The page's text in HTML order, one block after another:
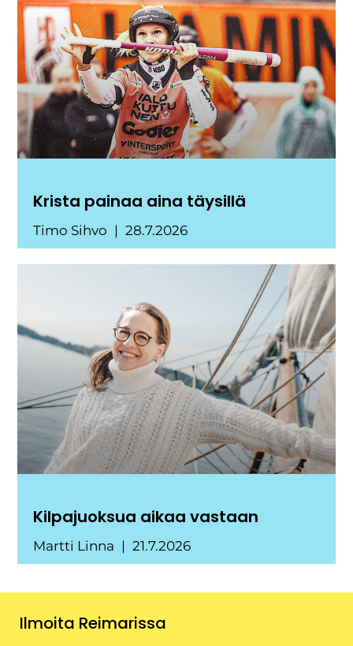
Krista painaa aina täysillä
Timo Sihvo 28.7.2026
Kilpajuoksua aikaa vastaan
Martti Linna 21.7.2026
Ilmoita Reimarissa